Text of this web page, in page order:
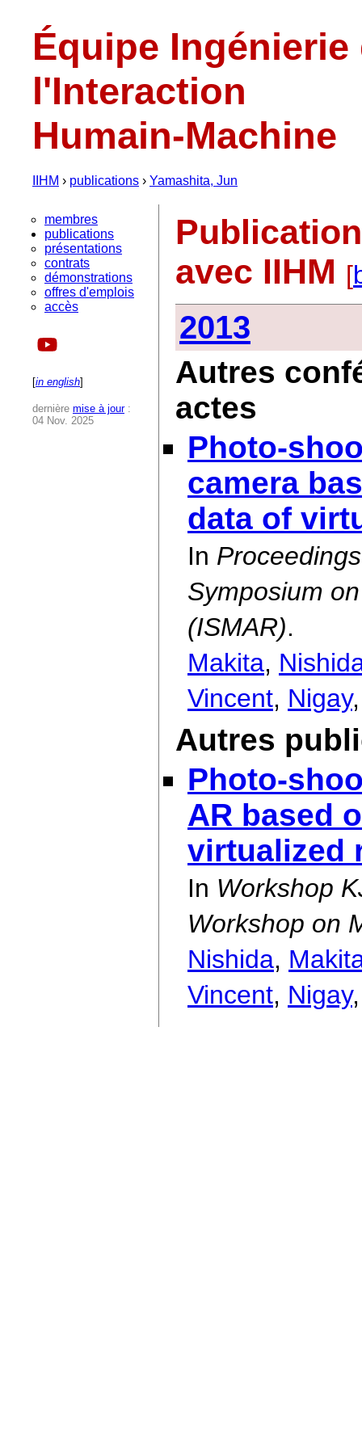
Équipe Ingénierie
l'Interaction
Humain-Machine
IIHM › publications › Yamashita, Jun
membres
publications
présentations
contrats
démonstrations
offres d'emplois
accès
[in english]
dernière mise à jour:
04 Nov. 2025
avec IIHM [
2013
Autres
actes
Photo-
camera
data of
In
Symposium
(ISMAR).
Makita,
Vincent, Nigay
Autres
Photo-
AR based
virtualized
In Workshop
Workshop on
Nishida,
Vincent, Nigay